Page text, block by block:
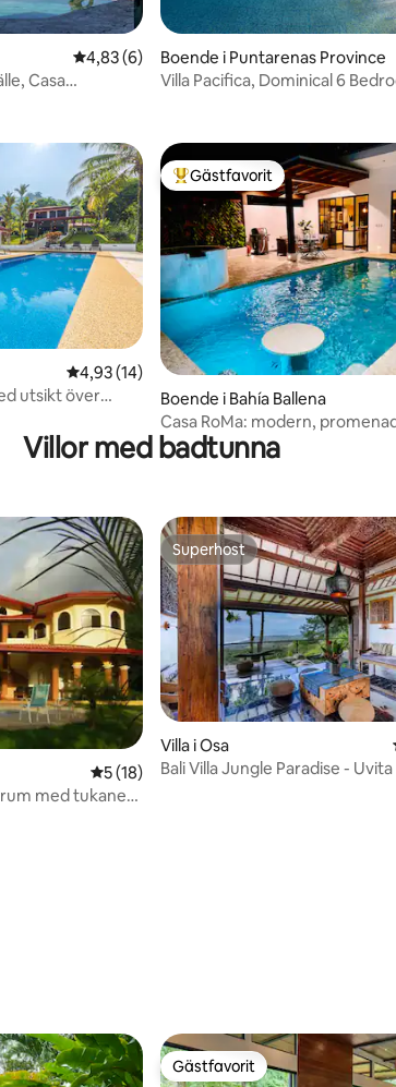
4,83 av 5 i genomsnittligt betyg, 6
4,83 (6)
Casa
Boende i Puntarenas Province
Villa Pacifica, Dominical 6
omdömen4,93 av 5 i genomsnittligt betyg, 14
4,93 (14)
utsikt över
Populär gästfavorit
Gästfavorit
Boende i Bahía Ballena
Casa RoMa: modern,
stranden
Villor med badtunna
omdömen
5 av 5 i genomsnittligt betyg, 18
5 (18)
med tukaner
Superhost
Superhost
Villa i Osa
Bali Villa Jungle Paradise - Uvita
Gästfavorit
Gästfavorit